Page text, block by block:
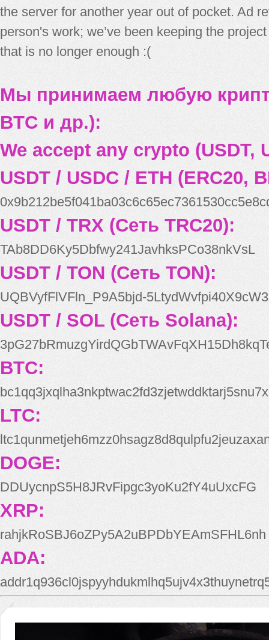
the server for another year out of pocket. Ad
person's work; we’ve been keeping the
that is no longer enough :(
Мы принимаем любую
BTC и др.):
We accept any crypto (USDT,
USDT / USDC / ETH (ERC20,
USDT / TRX (Сеть TRC20):
TAb8DD6Ky5Dbfwy241JavhksPCo38nkVsL
USDT / TON (Сеть TON):
UQBVyfFlVFln_P9A5bjd-
USDT / SOL (Сеть Solana):
BTC:
bc1qq3jxqlha3nkptwac2fd3zjetwddktarj5snu7x
LTC:
DOGE:
DDUycnpS5H8JRvFipgc3yoKu2fY4uUxcFG
XRP:
rahjkRoSBJ6oZPy5A2uBPDbYEAmSFHL6nh
ADA: